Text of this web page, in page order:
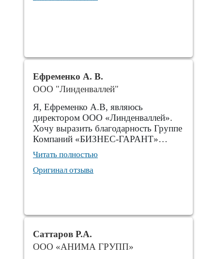
Ефременко А. В.
ООО "Линденваллей"
Я, Ефременко А.В, являюсь
директором ООО «Линденваллей».
Хочу выразить благодарность Группе
Компаний «БИЗНЕС-ГАРАНТ»…
Читать полностью
Оригинал отзыва
Саттаров Р.А.
ООО «АНИМА ГРУПП»